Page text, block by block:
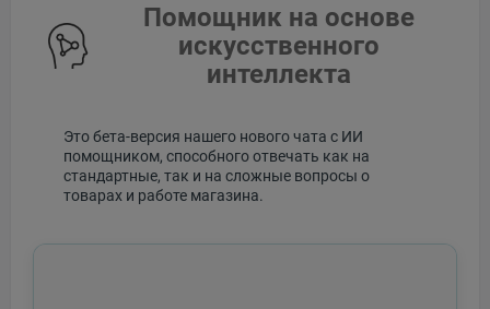
Помощник на основе
искусственного
интеллекта
Это бета-версия нашего нового чата с ИИ
помощником, способного отвечать как на
стандартные, так и на сложные вопросы о
товарах и работе магазина.